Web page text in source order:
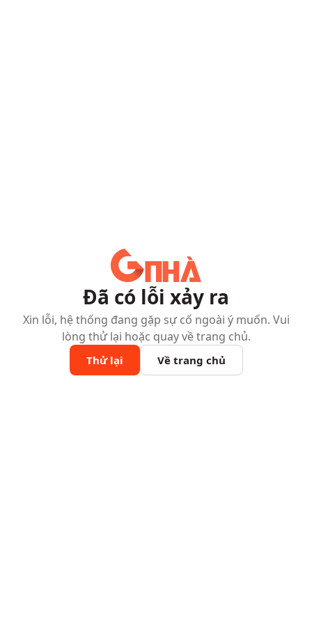
Đã có lỗi xảy ra
Xin lỗi, hệ thống đang gặp sự cố ngoài ý muốn. Vui
lòng thử lại hoặc quay về trang chủ.
Thử lại Về trang chủ